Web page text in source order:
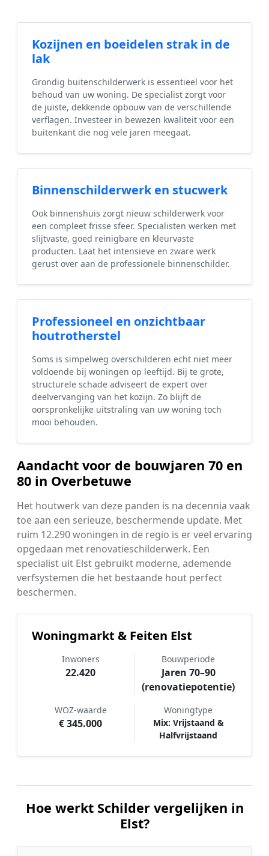
Kozijnen en boeidelen strak in de
lak
Grondig buitenschilderwerk is essentieel voor het
behoud van uw woning. De specialist zorgt voor
de juiste, dekkende opbouw van de verschillende
verflagen. Investeer in bewezen kwaliteit voor een
buitenkant die nog vele jaren meegaat.
Binnenschilderwerk en stucwerk
Ook binnenshuis zorgt nieuw schilderwerk voor
een compleet frisse sfeer. Specialisten werken met
slijtvaste, goed reinigbare en kleurvaste
producten. Laat het intensieve en zware werk
gerust over aan de professionele binnenschilder.
Professioneel en onzichtbaar
houtrotherstel
Soms is simpelweg overschilderen echt niet meer
voldoende bij woningen op leeftijd. Bij te grote,
structurele schade adviseert de expert over
deelvervanging van het kozijn. Zo blijft de
oorspronkelijke uitstraling van uw woning toch
mooi behouden.
Aandacht voor de bouwjaren 70 en
80 in Overbetuwe
Het houtwerk van deze panden is na decennia vaak
toe aan een serieuze, beschermende update. Met
ruim 12.290 woningen in de regio is er veel ervaring
opgedaan met renovatieschilderwerk. Een
specialist uit Elst gebruikt moderne, ademende
verfsystemen die het bestaande hout perfect
beschermen.
Woningmarkt & Feiten Elst
Inwoners
22.420
Bouwperiode
Jaren 70–90
(renovatiepotentie)
WOZ-waarde
€ 345.000
Woningtype
Mix: Vrijstaand &
Halfvrijstaand
Hoe werkt Schilder vergelijken in
Elst?